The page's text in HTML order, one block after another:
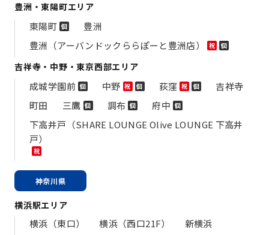
豊洲・東陽町エリア
東陽町 個
豊洲
豊洲（アーバンドックららぽーと豊洲店）
祝 個
吉祥寺・中野・東京西部エリア
成城学園前 個 中野 祝 個 荻窪 祝 個
吉祥寺
町田
三鷹 個 調布 個 府中 個
下高井戸（SHARE LOUNGE Olive LOUNGE 下高井
戸）
祝
神奈川県
横浜駅エリア
横浜（東口） 横浜（西口21F）
新横浜